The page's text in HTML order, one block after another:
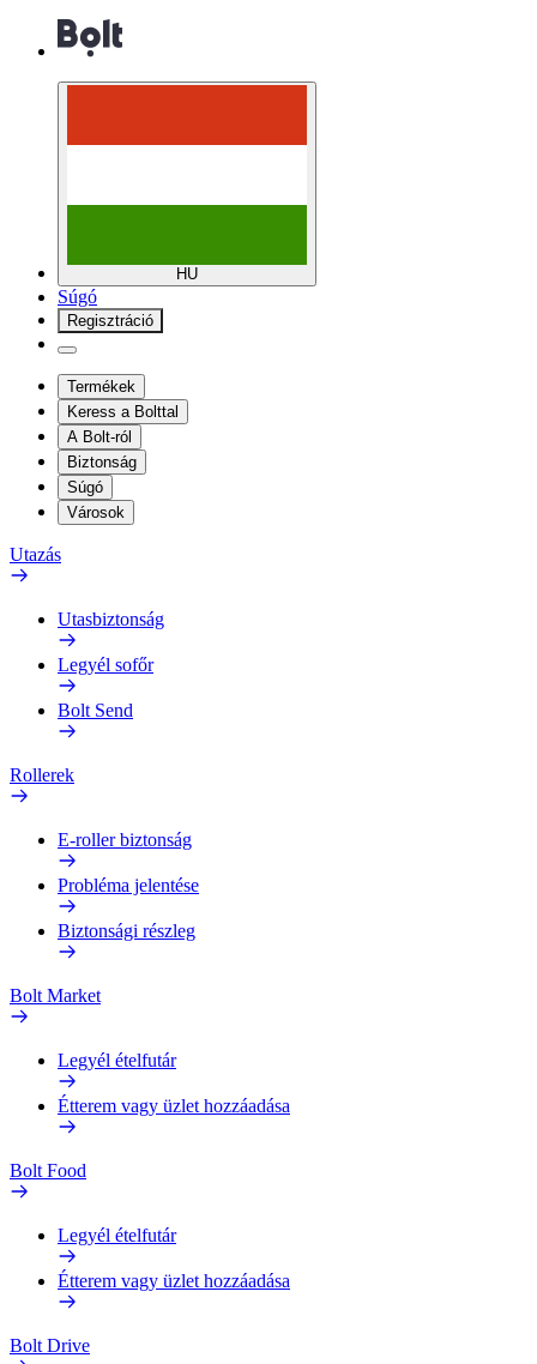
HU
Súgó
Regisztráció
Termékek
Keress a Bolttal
A Bolt-ról
Biztonság
Súgó
Városok
Utazás
Utasbiztonság
Legyél sofőr
Bolt Send
Rollerek
E-roller biztonság
Probléma jelentése
Biztonsági részleg
Bolt Market
Legyél ételfutár
Étterem vagy üzlet hozzáadása
Bolt Food
Legyél ételfutár
Étterem vagy üzlet hozzáadása
Bolt Drive